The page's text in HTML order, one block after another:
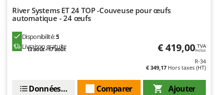
River Systems ET 24 TOP -Couveuse pour œufs
automatique - 24 œufs
Disponibilité:5
Livraison gratuite
13 août - 17 août € 419,00 TVA
Inclus
R-34
€ 349,17 Hors taxes (HT)
Ajouter
Comparer
Données techniques